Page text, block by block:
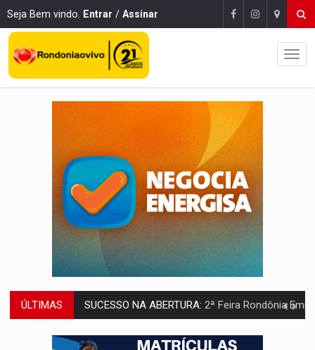
Seja Bem vindo. Entrar / Assinar
ÚLTIMAS REESTRUTURAÇÃO:Secretário da Seinfra de Porto Velho pede
SAÚDE INDÍGENA:Pirahã terão consultas e exames especializados durante